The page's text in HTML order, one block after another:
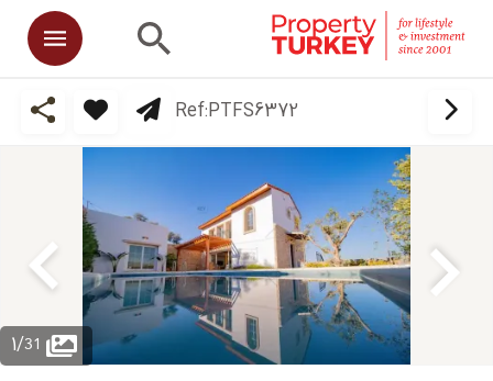
Ref:PTFS6372
1/31